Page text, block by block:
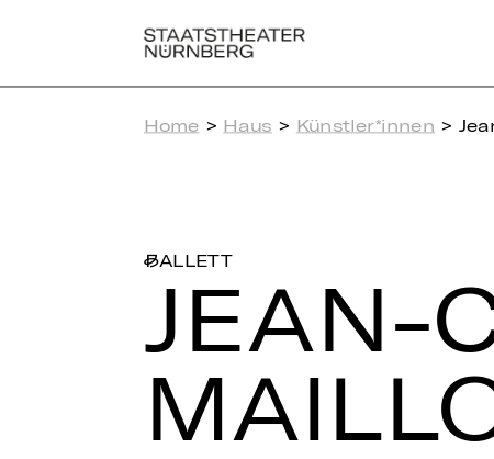
Home > Haus > Künstler*innen >
BALLETT
JEAN-